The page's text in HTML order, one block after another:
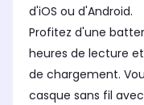
d'iOS ou d'Android.
Profitez d'une
heures de lecture
de chargement.
casque sans fil